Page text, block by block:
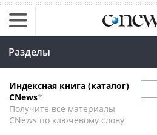
Разделы
Индексная книга (каталог)
CNews*
Получите все материалы
CNews по ключевому слову